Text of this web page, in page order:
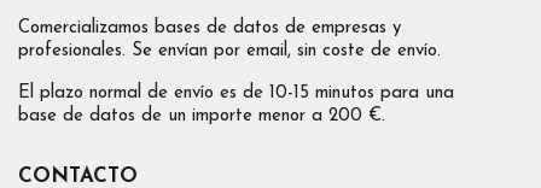
Comercializamos bases de datos de empresas y
profesionales. Se envían por email, sin coste de envío.
El plazo normal de envío es de 10-15 minutos para una
base de datos de un importe menor a 200 €.
CONTACTO